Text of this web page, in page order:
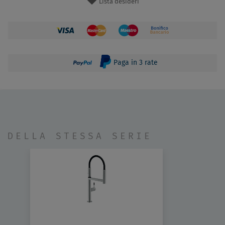
Lista desideri
Paga in 3 rate
DELLA STESSA SERIE